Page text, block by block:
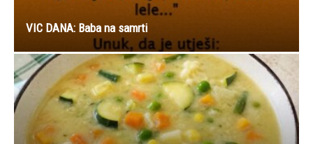
VIC DANA: Baba na samrti